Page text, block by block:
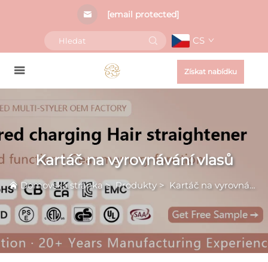
[email protected]
CS
Získat nabídku
Kartáč na vyrovnávání vlasů
Domovská stránka>Produkty > Kartáč na vyrovnávání vlasů